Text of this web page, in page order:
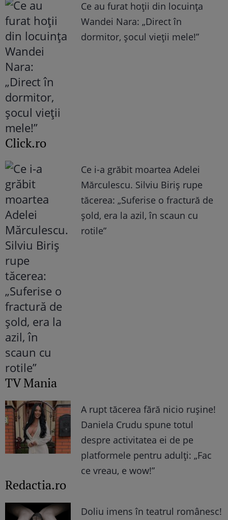
Ce au furat hoții din locuința
Wandei Nara: „Direct în
dormitor, șocul vieții mele!”
Click.ro
Ce i-a grăbit moartea Adelei
Mărculescu. Silviu Biriș rupe
tăcerea: „Suferise o fractură de
șold, era la azil, în scaun cu
rotile”
TV Mania
A rupt tăcerea fără nicio rușine!
Daniela Crudu spune totul
despre activitatea ei de pe
platformele pentru adulți: „Fac
ce vreau, e wow!”
Redactia.ro
Doliu imens în teatrul românesc!